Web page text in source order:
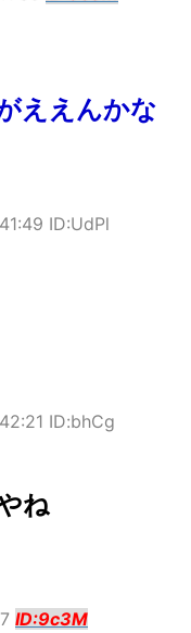
ええんかな
ID:UdPl
ID:bhCg
ね
ID:9c3M